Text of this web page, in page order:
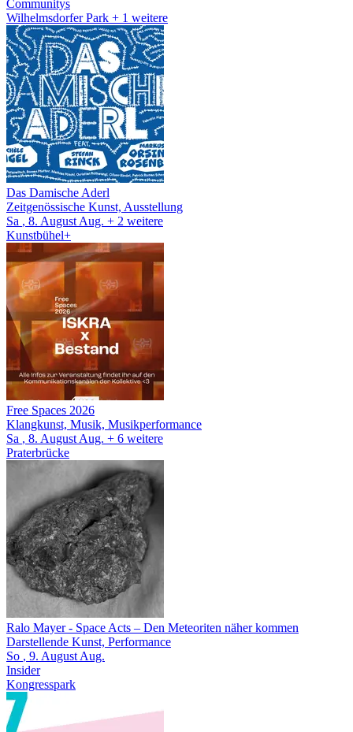
Communitys
Wilhelmsdorfer Park + 1 weitere
Das Damische Aderl
Zeitgenössische Kunst, Ausstellung
Sa , 8. August Aug. + 2 weitere
Kunstbühel+
Free Spaces 2026
Klangkunst, Musik, Musikperformance
Sa , 8. August Aug. + 6 weitere
Praterbrücke
Ralo Mayer- Space Acts – Den Meteoriten näher kommen
Darstellende Kunst, Performance
So , 9. August Aug.
Insider
Kongresspark